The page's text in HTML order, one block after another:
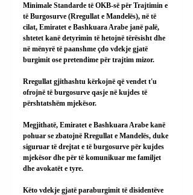
Minimale Standarde të OKB-së për Trajtimin e
të Burgosurve (Rregullat e Mandelës), në të
cilat, Emiratet e Bashkuara Arabe janë palë,
shtetet kanë detyrimin të hetojnë tërësisht dhe
në mënyrë të paanshme çdo vdekje gjatë
burgimit ose pretendime për trajtim mizor.
Rregullat gjithashtu kërkojnë që vendet t'u
ofrojnë të burgosurve qasje në kujdes të
përshtatshëm mjekësor.
Megjithatë, Emiratet e Bashkuara Arabe kanë
pohuar se zbatojnë Rregullat e Mandelës, duke
siguruar të drejtat e të burgosurve për kujdes
mjekësor dhe për të komunikuar me familjet
dhe avokatët e tyre.
Këto vdekje gjatë paraburgimit të disidentëve